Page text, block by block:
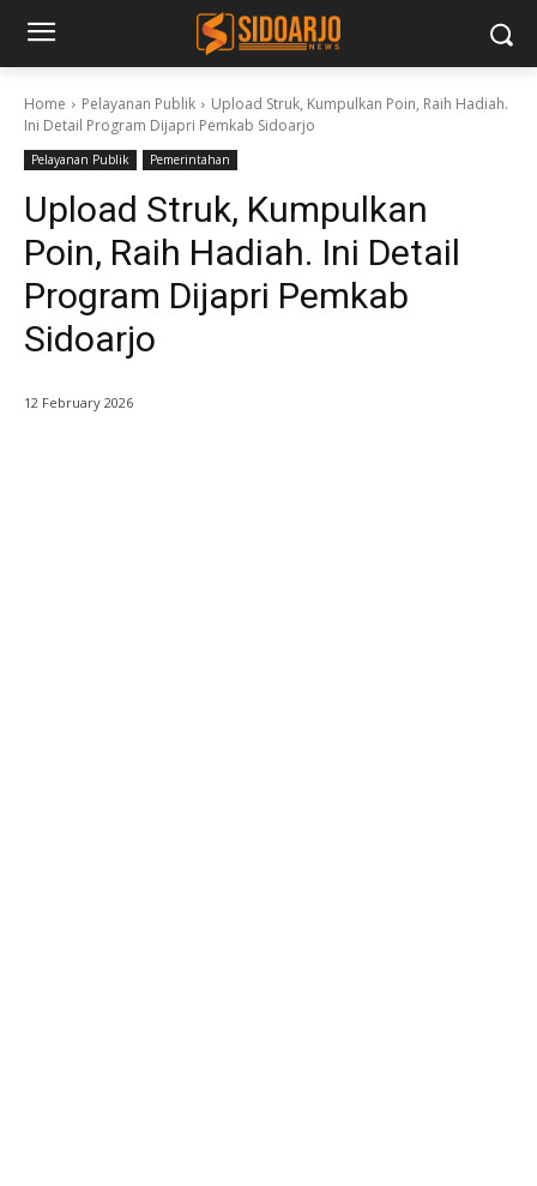
Home Pelayanan Publik
Upload Struk, Kumpulkan Poin, Raih Hadiah.
Ini Detail Program Dijapri Pemkab Sidoarjo
Pelayanan Publik Pemerintahan
Upload Struk, Kumpulkan
Poin, Raih Hadiah. Ini Detail
Program Dijapri Pemkab
Sidoarjo
12 February 2026